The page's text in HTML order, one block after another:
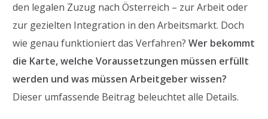
den legalen Zuzug nach Österreich – zur Arbeit oder
zur gezielten Integration in den Arbeitsmarkt. Doch
wie genau funktioniert das Verfahren?Wer bekommt
die Karte, welche Voraussetzungen müssen erfüllt
werden und was müssen Arbeitgeber wissen?
Dieser umfassende Beitrag beleuchtet alle Details.